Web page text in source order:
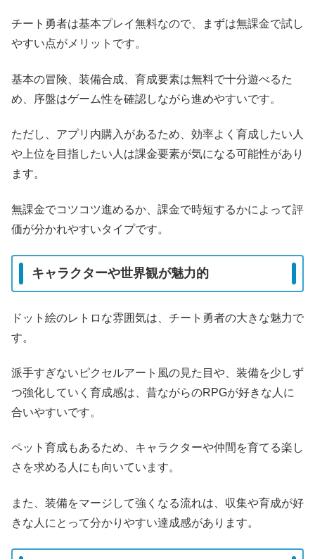
チート勇者は基本プレイ無料なので、まずは無課金で試し
やすい点がメリットです。
基本の冒険、装備合成、育成要素は無料で十分遊べるた
め、序盤はゲーム性を確認しながら進めやすいです。
ただし、アプリ内購入があるため、効率よく育成したい人
や上位を目指したい人は課金要素が気になる可能性があり
ます。
無課金でコツコツ進めるか、課金で時短するかによって評
価が分かれやすいタイプです。
キャラクターや世界観が魅力的
ドット絵のレトロな雰囲気は、チート勇者の大きな魅力で
す。
派手すぎないピクセルアート風の見た目や、装備を少しず
つ強化していく育成感は、昔ながらのRPGが好きな人に
合いやすいです。
ペット育成もあるため、キャラクターや仲間を育てる楽し
さを求める人にも向いています。
また、装備をマージして強くなる流れは、収集や育成が好
きな人にとって分かりやすい達成感があります。